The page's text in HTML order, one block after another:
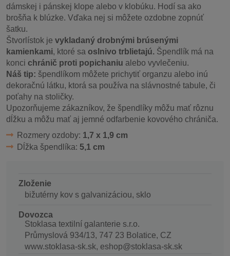
dámskej i pánskej klope alebo v klobúku. Hodí sa ako
brošňa k blúzke. Vďaka nej si môžete ozdobne zopnúť
šatku.
Štvorlístok je vykladaný drobnými brúsenými
kamienkami, ktoré sa oslnivo trblietajú. Špendlík má na
konci chránič proti popichaniu alebo vyvlečeniu.
Náš tip: špendlíkom môžete prichytiť organzu alebo inú
dekoračnú látku, ktorá sa používa na slávnostné tabule, či
poťahy na stoličky.
Upozorňujeme zákazníkov, že špendlíky môžu mať rôznu
dĺžku a môžu mať aj jemné odfarbenie kovového chrániča.
Rozmery ozdoby: 1,7 x 1,9 cm
Dĺžka špendlíka: 5,1 cm
Zloženie
bižutérny kov s galvanizáciou, sklo
Dovozca
Stoklasa textilní galanterie s.r.o.
Průmyslová 934/13, 747 23 Bolatice, CZ
www.stoklasa-sk.sk, eshop@stoklasa-sk.sk